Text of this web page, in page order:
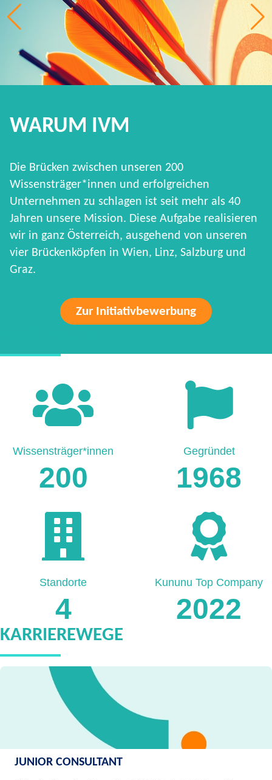
WARUM IVM
Die Brücken zwischen unseren 200
Wissensträger*innen und erfolgreichen
Unternehmen zu schlagen ist seit mehr als 40
Jahren unsere Mission. Diese Aufgabe realisieren
wir in ganz Österreich, ausgehend von unseren
vier Brückenköpfen in Wien, Linz, Salzburg und
Graz.
Zur Initiativbewerbung
200
Wissensträger*innen
1968
Gegründet
4
Standorte
2022
Kununu Top Company
KARRIEREWEGE
JUNIOR CONSULTANT